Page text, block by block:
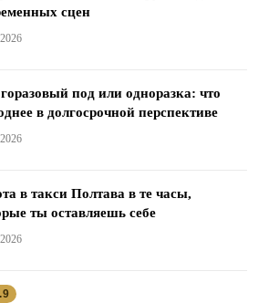
сцен
под или одноразка: что
в долгосрочной перспективе
в такси Полтава в те часы,
ты оставляешь себе